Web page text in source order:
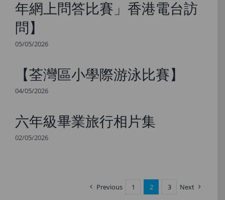
年網上問答比賽」香港電台訪
問】
05/05/2026
【荃灣區小學際游泳比賽】
04/05/2026
六年級畢業旅行相片集
02/05/2026
Previous 1 2 3 Next